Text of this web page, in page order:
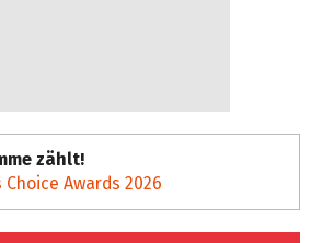
zählt!
Awards 2026